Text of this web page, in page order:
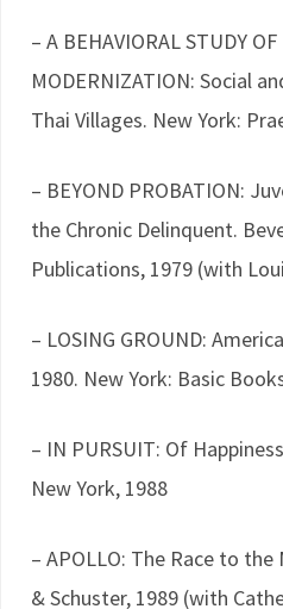
– A BEHAVIORAL STUDY
MODERNIZATION: Social
Thai Villages. New York:
– BEYOND PROBATION:
the Chronic Delinquent.
Publications, 1979 (with
– LOSING GROUND:
1980. New York: Basic
– IN PURSUIT: Of
New York, 1988
– APOLLO: The Race to
& Schuster, 1989 (with